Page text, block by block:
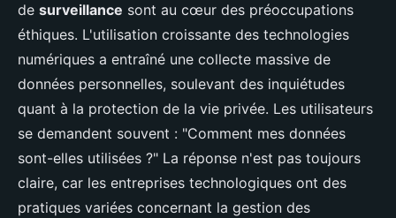
de surveillance sont au cœur des préoccupations
éthiques. L'utilisation croissante des technologies
numériques a entraîné une collecte massive de
données personnelles, soulevant des inquiétudes
quant à la protection de la vie privée. Les utilisateurs
se demandent souvent : "Comment mes données
sont-elles utilisées ?" La réponse n'est pas toujours
claire, car les entreprises technologiques ont des
pratiques variées concernant la gestion des